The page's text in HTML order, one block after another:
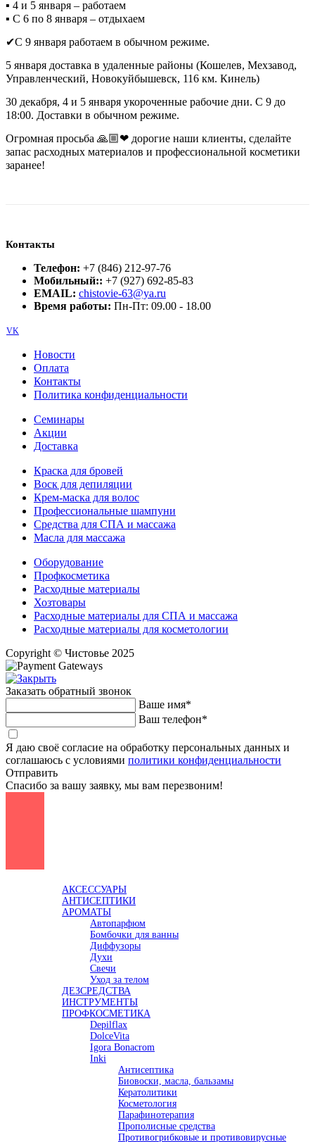
▪ 4 и 5 января – работаем
▪ С 6 по 8 января – отдыхаем
✔С 9 января работаем в обычном режиме.
5 января доставка в удаленные районы (Кошелев, Мехзавод,
Управленческий, Новокуйбышевск, 116 км. Кинель)
30 декабря, 4 и 5 января укороченные рабочие дни. С 9 до
18:00. Доставки в обычном режиме.
Огромная просьба 🙏🏼❤ дорогие наши клиенты, сделайте
запас расходных материалов и профессиональной косметики
заранее!
Контакты
Телефон: +7 (846) 212-97-76
Мобильный:: +7 (927) 692-85-83
EMAIL: chistovie-63@ya.ru
Время работы: Пн-Пт: 09.00 - 18.00
VK
Новости
Оплата
Контакты
Политика конфиденциальности
Семинары
Акции
Доставка
Краска для бровей
Воск для депиляции
Крем-маска для волос
Профессиональные шампуни
Средства для СПА и массажа
Масла для массажа
Оборудование
Профкосметика
Расходные материалы
Хозтовары
Расходные материалы для СПА и массажа
Расходные материалы для косметологии
Copyright © Чистовье 2025
Заказать обратный звонок
Ваше имя*
Ваш телефон*
Я даю своё согласие на обработку персональных данных и
соглашаюсь с условиями политики конфиденциальности
Отправить
Спасибо за вашу заявку, мы вам перезвоним!
АКСЕССУАРЫ
АНТИСЕПТИКИ
АРОМАТЫ
Автопарфюм
Бомбочки для ванны
Диффузоры
Духи
Свечи
Уход за телом
ДЕЗСРЕДСТВА
ИНСТРУМЕНТЫ
ПРОФКОСМЕТИКА
Depilflax
DolceVita
Igora Bonacrom
Inki
Антисептика
Биовоски, масла, бальзамы
Кератолитики
Косметология
Парафинотерапия
Прополисные средства
Противогрибковые и противовирусные